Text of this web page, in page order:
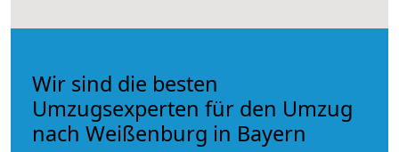
Wir sind die besten
Umzugsexperten für den Umzug
nach Weißenburg in Bayern